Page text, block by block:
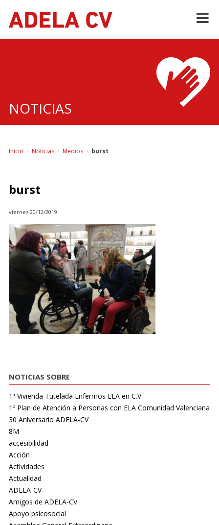
NOTICIAS
Inicio > Noticias > Medios > burst
burst
viernes 20/12/2019
NOTICIAS SOBRE
1ª Vivienda Tutelada Enfermos ELA en C.V.
1º Plan de Atención a Personas con ELA Comunidad Valenciana
30 Aniversario ADELA-CV
8M
accesibilidad
Acción
Actividades
Actualidad
ADELA-CV
Amigos de ADELA-CV
Apoyo psicosocial